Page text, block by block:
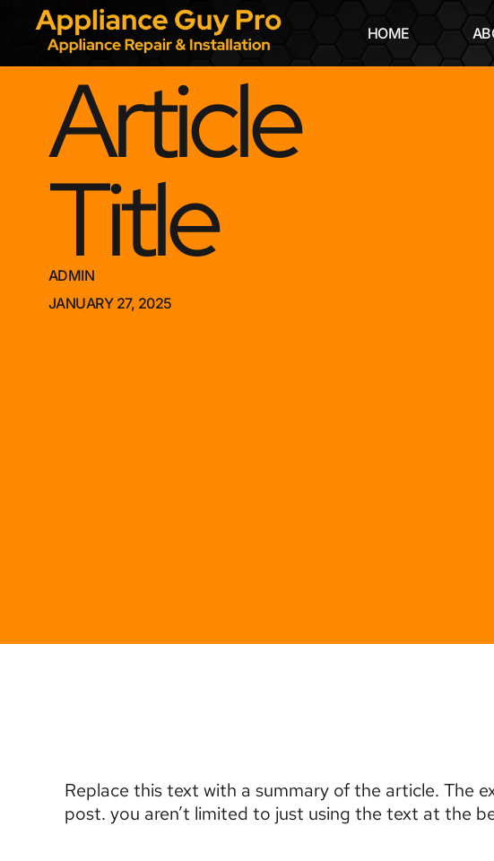
HOME
Article
Title
ADMIN
JANUARY 27, 2025
Replace this text with a summary of the article. The
post. you aren’t limited to just using the text at the